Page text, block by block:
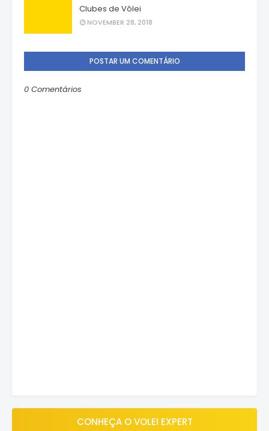
Clubes de Vôlei
NOVEMBER 28, 2018
POSTAR UM COMENTÁRIO
0 Comentários
CONHEÇA O VOLEI EXPERT